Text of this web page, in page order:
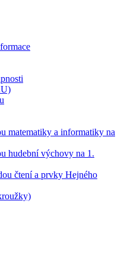
matematiky a informatiky na
hudební výchovy na 1.
čtení a prvky Hejného